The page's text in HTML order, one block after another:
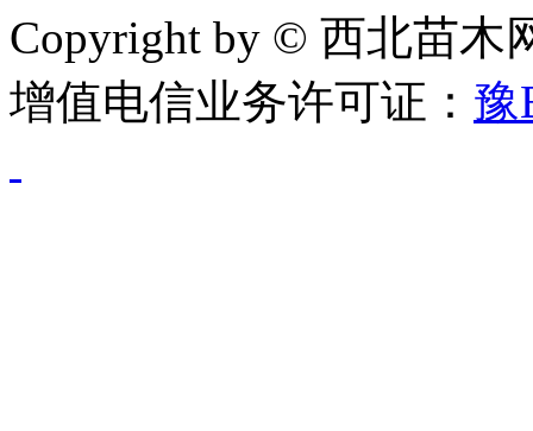
Copyright by © 西北苗木
增值电信业务许可证： 豫